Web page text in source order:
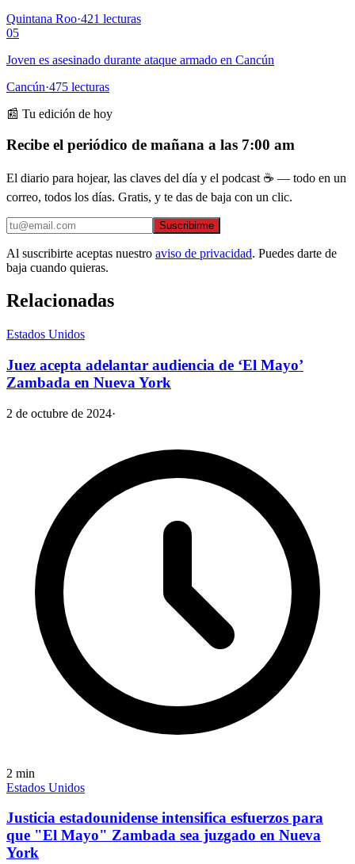
Quintana Roo·421 lecturas
05
Joven es asesinado durante ataque armado en Cancún
Cancún·475 lecturas
📰 Tu edición de hoy
Recibe el periódico de mañana a las 7:00 am
El diario para hojear, las claves del día y el podcast ☕ — todo en un
correo, todos los días. Gratis, y te das de baja con un clic.
Suscribirme
Al suscribirte aceptas nuestro aviso de privacidad. Puedes darte de
baja cuando quieras.
Relacionadas
Estados Unidos
Juez acepta adelantar audiencia de ‘El Mayo’
Zambada en Nueva York
2 de octubre de 2024·
2 min
Estados Unidos
Justicia estadounidense intensifica esfuerzos para
que "El Mayo" Zambada sea juzgado en Nueva
York